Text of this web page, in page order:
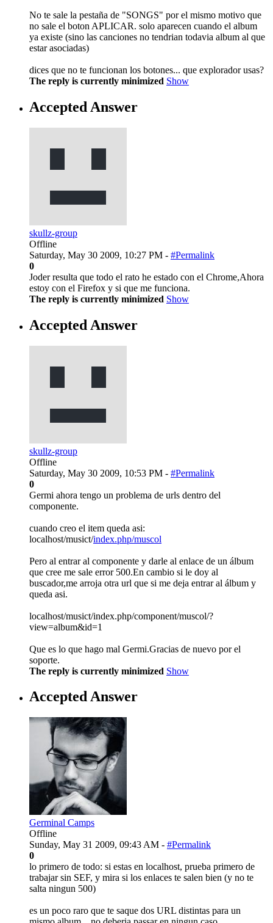
No te sale la pestaña de "SONGS" por el mismo motivo que
no sale el boton APLICAR. solo aparecen cuando el album
ya existe (sino las canciones no tendrian todavia album al que
estar asociadas)
dices que no te funcionan los botones... que explorador usas?
The reply is currently minimized Show
Accepted Answer
skullz-group
Offline
Saturday, May 30 2009, 10:27 PM - #Permalink
0
Joder resulta que todo el rato he estado con el Chrome,Ahora
estoy con el Firefox y si que me funciona.
The reply is currently minimized Show
Accepted Answer
skullz-group
Offline
Saturday, May 30 2009, 10:53 PM - #Permalink
0
Germi ahora tengo un problema de urls dentro del
componente.
cuando creo el item queda asi:
localhost/musict/index.php/muscol
Pero al entrar al componente y darle al enlace de un álbum
que cree me sale error 500.En cambio si le doy al
buscador,me arroja otra url que si me deja entrar al álbum y
queda asi.
localhost/musict/index.php/component/muscol/?
view=album&id=1
Que es lo que hago mal Germi.Gracias de nuevo por el
soporte.
The reply is currently minimized Show
Accepted Answer
Germinal Camps
Offline
Sunday, May 31 2009, 09:43 AM - #Permalink
0
lo primero de todo: si estas en localhost, prueba primero de
trabajar sin SEF, y mira si los enlaces te salen bien (y no te
salta ningun 500)
es un poco raro que te saque dos URL distintas para un